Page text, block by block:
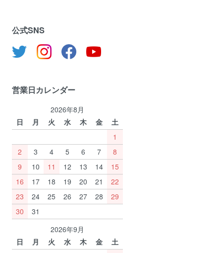
公式SNS
営業日カレンダー
2026年8月
日
月 火 水 木 金
土
1
2
3 4 5 6 7
8
9
10 11 12 13 14
15
16
17 18 19 20 21
22
23
24 25 26 27 28
29
30
31
2026年9月
日
月 火 水 木 金
土